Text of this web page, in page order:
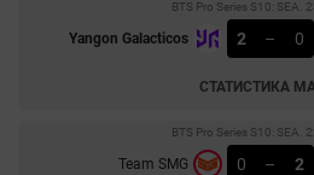
BTS Pro Series S10: SEA.
Yangon Galacticos 2 – 0
СТАТИСТИКА
BTS Pro Series S10: SEA.
Team SMG 0 – 2